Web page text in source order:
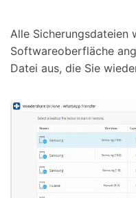
Alle Sicherungsdateien
Softwareoberfläche
Datei aus, die Sie